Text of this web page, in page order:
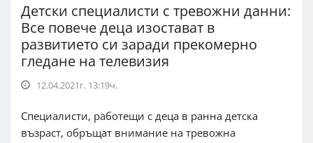
Детски специалисти с тревожни данни:
Все повече деца изостават в
развитието си заради прекомерно
гледане на телевизия
12.04.2021г. 13:19ч.
Специалисти, работещи с деца в ранна детска
възраст, обръщат внимание на тревожна